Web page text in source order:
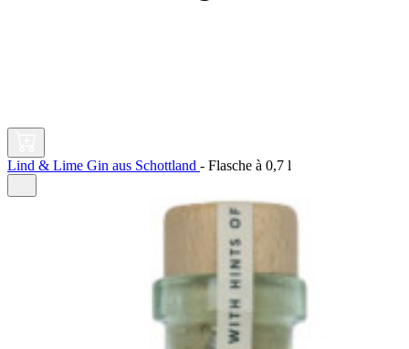
Lind & Lime Gin aus Schottland - Flasche à 0,7 l